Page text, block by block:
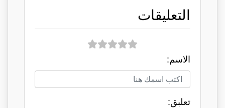
التعليقات
الاسم:
تعلبق: